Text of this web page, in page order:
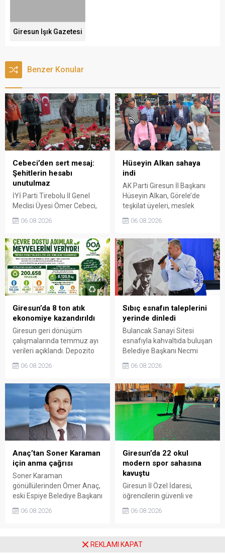
Giresun Işık Gazetesi
Benzer Konular
Cebeci’den sert mesaj:
Şehitlerin hesabı
unutulmaz
İYİ Parti Tirebolu İl Genel
Meclisi Üyesi Ömer Cebeci,
Cemiyeti’nin Milli Mücadele
çekti. Cebeci, Giresun’un
bağımsızlık mücadelesinde
üstlendiği tarihi
sorumluluğun gelecek
nesillere doğru anlatılması
gerektiğini söyledi.
06.08.2026
Hüseyin Alkan sahaya
indi
AK Parti Giresun İl Başkanı
Hüseyin Alkan, Görele’de
teşkilat üyeleri, meslek
gelerek talep ve beklentileri
06.08.2026
Giresun’da 8 ton atık
ekonomiye kazandırıldı
Giresun geri dönüşüm
çalışmalarında temmuz ayı
verileri açıklandı. Depozito
uygulamasına destek veren
ambalajın çöpe gitmesini
06.08.2026
Sıbıç esnafın taleplerini
yerinde dinledi
Bulancak Sanayi Sitesi
esnafıyla kahvaltıda buluşan
Belediye Başkanı Necmi
planlanan çalışmaları
da yaşadığı sorunları ve
beklentilerini doğrudan
Başkan Sıbıç’a aktardı.
06.08.2026
Anaç’tan Soner Karaman
için anma çağrısı
Soner Karaman
gönüllülerinden Ömer Anaç,
eski Espiye Belediye Başkanı
34’üncü yılı dolayısıyla
kaybetmiş tüm belediye
06.08.2026
Giresun’da 22 okul
modern spor sahasına
kavuştu
Giresun İl Özel İdaresi,
öğrencilerin güvenli ve
yapabilmesi amacıyla 22
dönüştürdü. Tamamlanan
06.08.2026
REKLAMI KAPAT